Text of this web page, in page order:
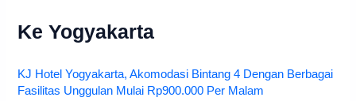
Ke Yogyakarta
KJ Hotel Yogyakarta, Akomodasi Bintang 4 Dengan Berbagai
Fasilitas Unggulan Mulai Rp900.000 Per Malam